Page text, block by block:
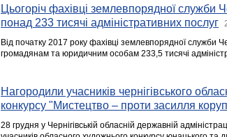
Цьогоріч фахівці землевпорядної служби
понад 233 тисячі адміністративних послуг
Від початку 2017 року фахівці землевпорядної служби
громадянам та юридичним особам 233,5 тисячі
Нагородили учасників чернігівського
конкурсу "Мистецтво – проти засилля
28 грудня у Чернігівській обласній державній